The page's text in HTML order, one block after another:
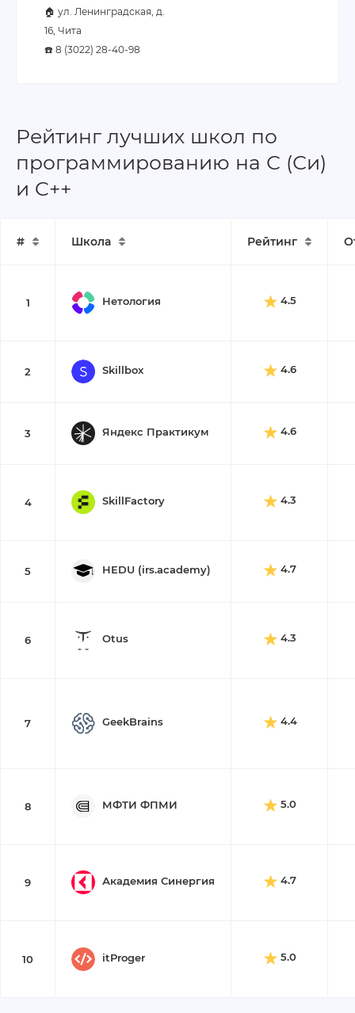
🏠 ул. Ленинградская, д.
16, Чита
☎️ 8 (3022) 28-40-98
Рейтинг лучших школ по
программированию на С (Си)
и C++
# Школа Рейтинг
1 Нетология 4.5
2 Skillbox 4.6
3 Яндекс Практикум 4.6
4 SkillFactory 4.3
5 HEDU (irs.academy) 4.7
6 Otus 4.3
7 GeekBrains 4.4
8 МФТИ ФПМИ 5.0
9 Академия Синергия 4.7
10 itProger 5.0